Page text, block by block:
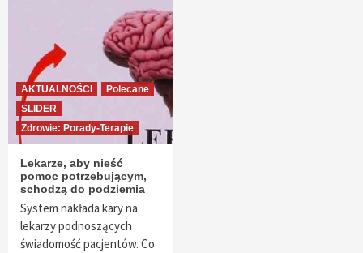
AKTUALNOŚCI
Polecane
SLIDER
Zdrowie: Porady-Terapie
Lekarze, aby nieść
pomoc potrzebującym,
schodzą do podziemia
System nakłada kary na
lekarzy podnoszących
świadomość pacjentów. Co